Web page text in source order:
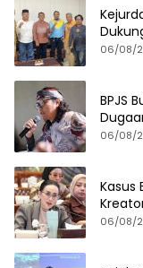
06/08/
BPJS
06/08/
Kasus
06/08/